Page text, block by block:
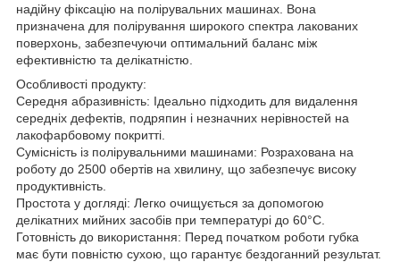
надійну фіксацію на полірувальних машинах. Вона
призначена для полірування широкого спектра лакованих
поверхонь, забезпечуючи оптимальний баланс між
ефективністю та делікатністю.
Особливості продукту:
Середня абразивність: Ідеально підходить для видалення
середніх дефектів, подряпин і незначних нерівностей на
лакофарбовому покритті.
Сумісність із полірувальними машинами: Розрахована на
роботу до 2500 обертів на хвилину, що забезпечує високу
продуктивність.
Простота у догляді: Легко очищується за допомогою
делікатних мийних засобів при температурі до 60°C.
Готовність до використання: Перед початком роботи губка
має бути повністю сухою, що гарантує бездоганний результат.